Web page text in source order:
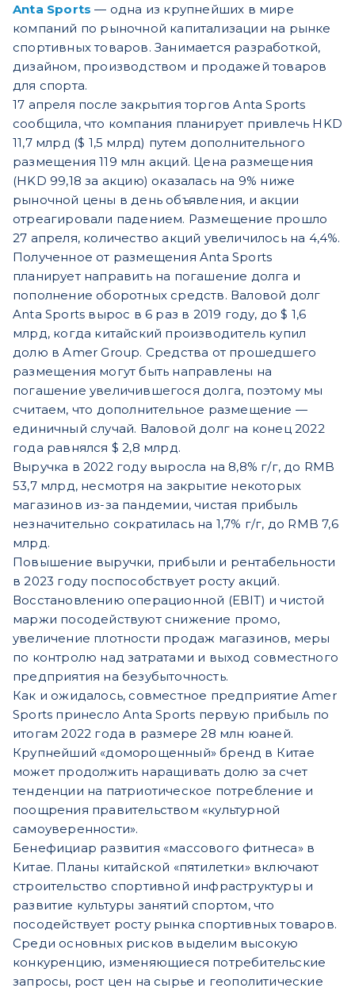
Anta Sports — одна из крупнейших в мире
компаний по рыночной капитализации на рынке
спортивных товаров. Занимается разработкой,
дизайном, производством и продажей товаров
для спорта.
17 апреля после закрытия торгов Anta Sports
сообщила, что компания планирует привлечь HKD
11,7 млрд ($ 1,5 млрд) путем дополнительного
размещения 119 млн акций. Цена размещения
(HKD 99,18 за акцию) оказалась на 9% ниже
рыночной цены в день объявления, и акции
отреагировали падением. Размещение прошло
27 апреля, количество акций увеличилось на 4,4%.
Полученное от размещения Anta Sports
планирует направить на погашение долга и
пополнение оборотных средств. Валовой долг
Anta Sports вырос в 6 раз в 2019 году, до $ 1,6
млрд, когда китайский производитель купил
долю в Amer Group. Средства от прошедшего
размещения могут быть направлены на
погашение увеличившегося долга, поэтому мы
считаем, что дополнительное размещение —
единичный случай. Валовой долг на конец 2022
года равнялся $ 2,8 млрд.
Выручка в 2022 году выросла на 8,8% г/г, до RMB
53,7 млрд, несмотря на закрытие некоторых
магазинов из-за пандемии, чистая прибыль
незначительно сократилась на 1,7% г/г, до RMB 7,6
млрд.
Повышение выручки, прибыли и рентабельности
в 2023 году поспособствует росту акций.
Восстановлению операционной (EBIT) и чистой
маржи посодействуют снижение промо,
увеличение плотности продаж магазинов, меры
по контролю над затратами и выход совместного
предприятия на безубыточность.
Как и ожидалось, совместное предприятие Amer
Sports принесло Anta Sports первую прибыль по
итогам 2022 года в размере 28 млн юаней.
Крупнейший «доморощенный» бренд в Китае
может продолжить наращивать долю за счет
тенденции на патриотическое потребление и
поощрения правительством «культурной
самоуверенности».
Бенефициар развития «массового фитнеса» в
Китае. Планы китайской «пятилетки» включают
строительство спортивной инфраструктуры и
развитие культуры занятий спортом, что
посодействует росту рынка спортивных товаров.
Среди основных рисков выделим высокую
конкуренцию, изменяющиеся потребительские
запросы, рост цен на сырье и геополитические